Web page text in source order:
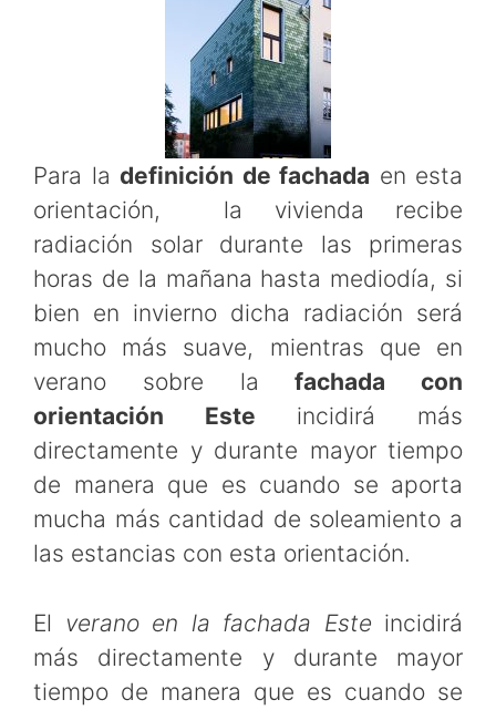
Para la definición de fachada en esta
orientación, la vivienda recibe
radiación solar durante las primeras
horas de la mañana hasta mediodía, si
bien en invierno dicha radiación será
mucho más suave, mientras que en
verano sobre lafachada con
orientación Este incidirá más
directamente y durante mayor tiempo
de manera que es cuando se aporta
mucha más cantidad de soleamiento a
las estancias con esta orientación.
El verano en la fachada Este incidirá
más directamente y durante mayor
tiempo de manera que es cuando se